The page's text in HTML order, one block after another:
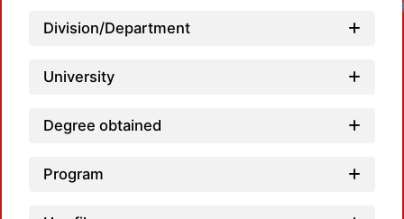
Division/Department
University
Degree obtained
Program